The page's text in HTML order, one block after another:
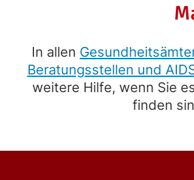
In allen
Beratungsstellen und
weitere Hilfe, wenn Sie
finden